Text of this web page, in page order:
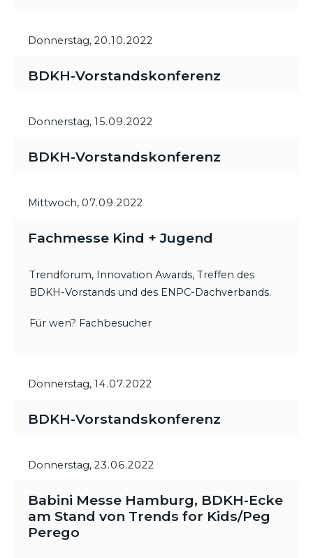
Donnerstag, 20.10.2022
BDKH-Vorstandskonferenz
Donnerstag, 15.09.2022
BDKH-Vorstandskonferenz
Mittwoch, 07.09.2022
Fachmesse Kind + Jugend
Trendforum, Innovation Awards, Treffen des
BDKH-Vorstands und des ENPC-Dachverbands.
Für wen? Fachbesucher
Donnerstag, 14.07.2022
BDKH-Vorstandskonferenz
Donnerstag, 23.06.2022
Babini Messe Hamburg, BDKH-Ecke
am Stand von Trends for Kids/Peg
Perego